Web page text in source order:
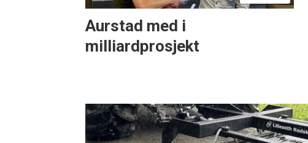
Aurstad med i
milliardprosjekt